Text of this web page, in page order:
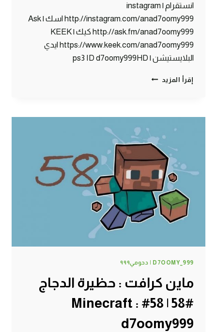
انستقرام | instagram
http://instagram.com/anad7oomy999 اسك | Ask
http://ask.fm/anad7oomy999 كيك | KEEK
https://www.keek.com/anad7oomy999 ايدي
البلايستيشن | ps3 ID d7oomy999HD
إقرأ المزيد ماين
الجميل
59#
MINECRAFT
:
D7OOMY999
D7OOMY_999 | دحومي٩٩٩
ماين كرافت : حظيرة الدجاج
#58 | 58# Minecraft :
d7oomy999